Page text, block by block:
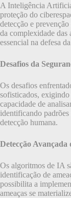
A Inteligência
proteção do
detecção e
da complexidade das
essencial na defesa
Desafios da
Os desafios
sofisticados,
capacidade de
identificando padrões
detecção humana.
Detecção Avançada
Os algoritmos de IA
identificação de
possibilita a
ameaças se